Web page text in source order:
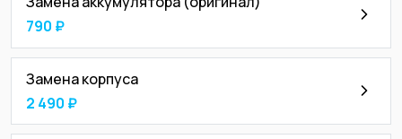
790 ₽
Замена корпуса
2 490 ₽